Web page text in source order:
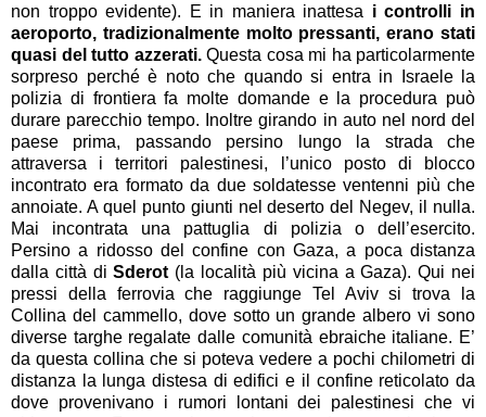
non troppo evidente). E in maniera inattesa i controlli in
aeroporto, tradizionalmente molto pressanti, erano stati
quasi del tutto azzerati.Questa cosa mi ha particolarmente
sorpreso perché è noto che quando si entra in Israele la
polizia di frontiera fa molte domande e la procedura può
durare parecchio tempo. Inoltre girando in auto nel nord del
paese prima, passando persino lungo la strada che
attraversa i territori palestinesi, l’unico posto di blocco
incontrato era formato da due soldatesse ventenni più che
annoiate. A quel punto giunti nel deserto del Negev, il nulla.
Mai incontrata una pattuglia di polizia o dell’esercito.
Persino a ridosso del confine con Gaza, a poca distanza
dalla città diSderot (la località più vicina a Gaza). Qui nei
pressi della ferrovia che raggiunge Tel Aviv si trova la
Collina del cammello, dove sotto un grande albero vi sono
diverse targhe regalate dalle comunità ebraiche italiane. E’
da questa collina che si poteva vedere a pochi chilometri di
distanza la lunga distesa di edifici e il confine reticolato da
dove provenivano i rumori lontani dei palestinesi che vi